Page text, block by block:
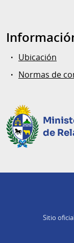
Ubicación
Normas de
de
Sitio